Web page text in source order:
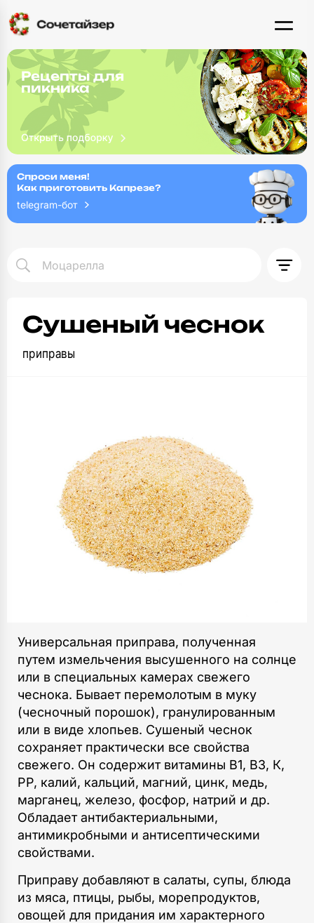
Рецепты для
пикника
Спроси меня!
Как приготовить Капрезе?
telegram-бот
Сушеный чеснок
приправы
Универсальная приправа, полученная
путем измельчения высушенного на солнце
или в специальных камерах свежего
чеснока. Бывает перемолотым в муку
(чесночный порошок), гранулированным
или в виде хлопьев. Сушеный чеснок
сохраняет практически все свойства
свежего. Он содержит витамины В1, В3, К,
РР, калий, кальций, магний, цинк, медь,
марганец, железо, фосфор, натрий и др.
Обладает антибактериальными,
антимикробными и антисептическими
свойствами.
Приправу добавляют в салаты, супы, блюда
из мяса, птицы, рыбы, морепродуктов,
овощей для придания им характерного